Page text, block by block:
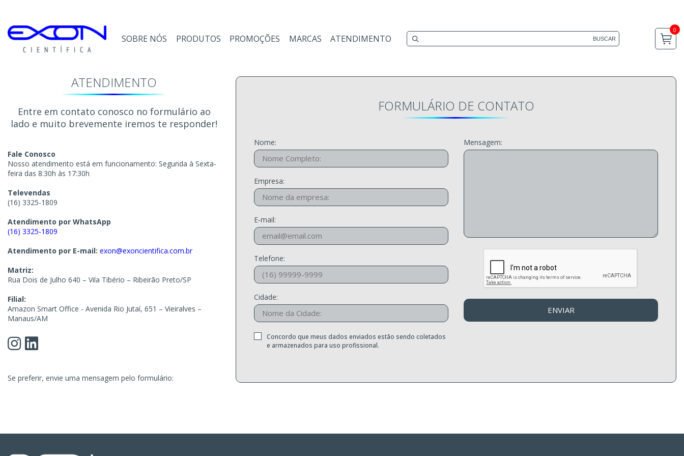
SOBRE NÓS PRODUTOS PROMOÇÕES MARCAS ATENDIMENTO BUSCAR
ATENDIMENTO
Entre em contato conosco no formulário ao
lado e muito brevemente iremos te responder!
Fale Conosco
Nosso atendimento está em funcionamento: Segunda à Sexta-
feira das 8:30h às 17:30h
Televendas
(16) 3325-1809
Atendimento por WhatsApp
(16) 3325-1809
Atendimento por E-mail: exon@exoncientifica.com.br
Matriz:
Rua Dois de Julho 640 – Vila Tibério – Ribeirão Preto/SP
Filial:
Amazon Smart Office - Avenida Rio Jutaí, 651 – Vieiralves –
Manaus/AM
Se preferir, envie uma mensagem pelo formulário:
FORMULÁRIO DE CONTATO
Nome:
Empresa:
E-mail:
Telefone:
Cidade:
Concordo que meus dados enviados estão sendo coletados
e armazenados para uso profissional.
Mensagem:
ENVIAR